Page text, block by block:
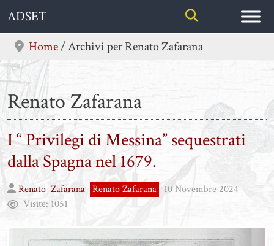
Skip
content
ADSET
Home/Archivi per Renato Zafarana
Renato Zafarana
I “ Privilegi di Messina” sequestrati
dalla Spagna nel 1679.
Renato Zafarana Renato Zafarana
10 Novembre 2024
Visite: 1051